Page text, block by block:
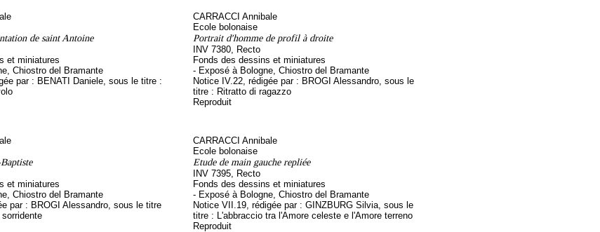
de saint Antoine
et miniatures
Chiostro del Bramante
par : BENATI Daniele, sous le titre :
CARRACCI Annibale
Ecole bolonaise
Portrait d'homme de profil à droite
INV 7380, Recto
Fonds des dessins et miniatures
- Exposé à Bologne, Chiostro del Bramante
Notice IV.22, rédigée par : BROGI Alessandro, sous le
titre : Ritratto di ragazzo
Reproduit
et miniatures
Chiostro del Bramante
par : BROGI Alessandro, sous le titre
CARRACCI Annibale
Ecole bolonaise
Etude de main gauche repliée
INV 7395, Recto
Fonds des dessins et miniatures
- Exposé à Bologne, Chiostro del Bramante
Notice VII.19, rédigée par : GINZBURG Silvia, sous le
titre : L'abbraccio tra l'Amore celeste e l'Amore terreno
Reproduit